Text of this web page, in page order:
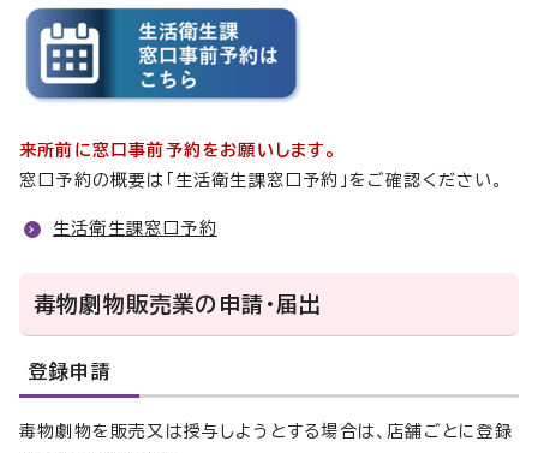
来所前に窓口事前予約をお願いします。
窓口予約の概要は「生活衛生課窓口予約」をご確認ください。
生活衛生課窓口予約
毒物劇物販売業の申請・届出
登録申請
毒物劇物を販売又は授与しようとする場合は、店舗ごとに登録